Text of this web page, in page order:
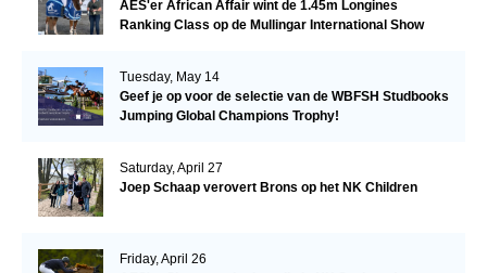
AES'er African Affair wint de 1.45m Longines
Ranking Class op de Mullingar International Show
Tuesday, May 14
Geef je op voor de selectie van de WBFSH Studbooks
Jumping Global Champions Trophy!
Saturday, April 27
Joep Schaap verovert Brons op het NK Children
Friday, April 26